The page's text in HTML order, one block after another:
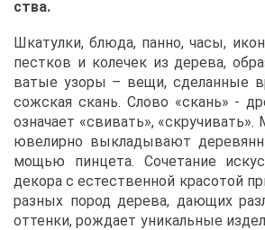
ства.
Шка­тул­ки, блю­да, пан­но, ча­сы,
пест­ков и ко­ле­чек из де­ре­ва,
ва­тые узо­ры – ве­щи, сде­лан­ные
сож­ская скань. Сло­во «скань» -
озна­ча­ет «сви­вать»,
юве­лир­но вы­кла­ды­ва­ют
мо­щью пин­це­та. Со­че­та­ние
де­ко­ра с есте­ствен­ной кра­со­той
раз­ных по­род де­ре­ва, да­ю­щих
от­тен­ки, рож­да­ет уни­каль­ные